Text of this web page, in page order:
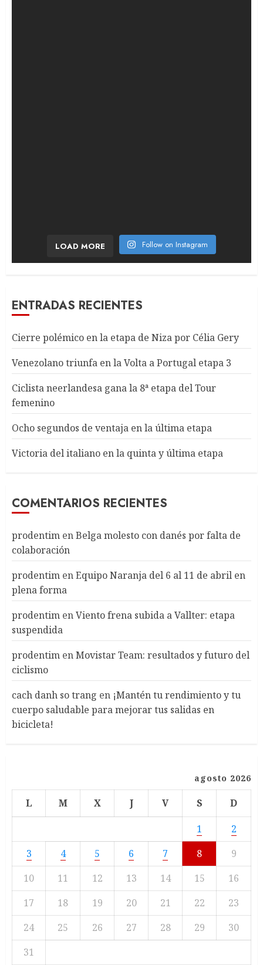
LOAD MORE Follow on Instagram
ENTRADAS RECIENTES
Cierre polémico en la etapa de Niza por Célia Gery
Venezolano triunfa en la Volta a Portugal etapa 3
Ciclista neerlandesa gana la 8ª etapa del Tour
femenino
Ocho segundos de ventaja en la última etapa
Victoria del italiano en la quinta y última etapa
COMENTARIOS RECIENTES
prodentim enBelga molesto con danés por falta de
colaboración
prodentim enEquipo Naranja del 6 al 11 de abril en
plena forma
prodentim enViento frena subida a Vallter: etapa
suspendida
prodentim enMovistar Team: resultados y futuro del
ciclismo
cach danh so trang en ¡Mantén tu rendimiento y tu
cuerpo saludable para mejorar tus salidas en
bicicleta!
agosto 2026
L M X J V S
D
1
2
3
4 5 6 7 8
9
10
11 12 13 14 15
16
17
18 19 20 21 22
23
24
25 26 27 28 29
30
31